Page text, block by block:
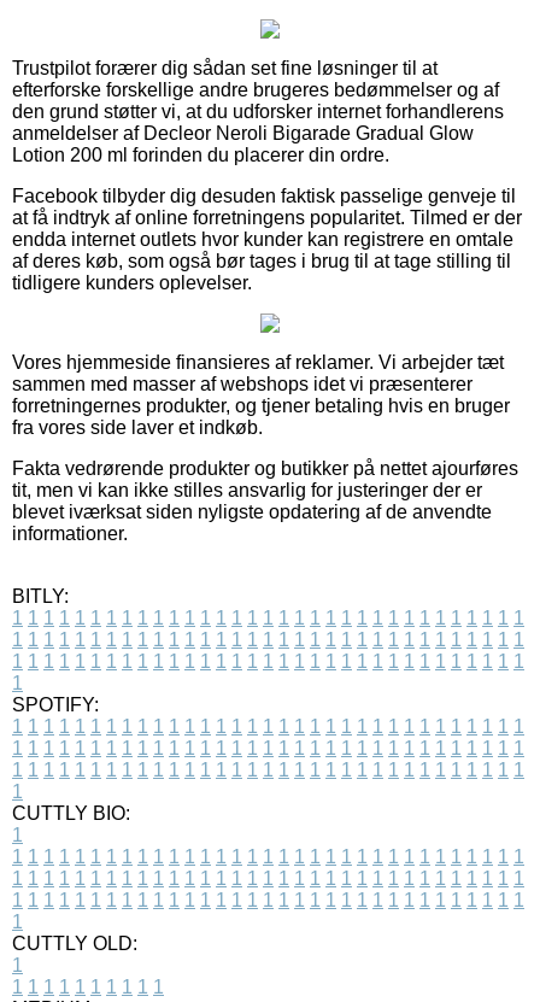
Trustpilot forærer dig sådan set fine løsninger til at
efterforske forskellige andre brugeres bedømmelser og af
den grund støtter vi, at du udforsker internet forhandlerens
anmeldelser af Decleor Neroli Bigarade Gradual Glow
Lotion 200 ml forinden du placerer din ordre.
Facebook tilbyder dig desuden faktisk passelige genveje til
at få indtryk af online forretningens popularitet. Tilmed er der
endda internet outlets hvor kunder kan registrere en omtale
af deres køb, som også bør tages i brug til at tage stilling til
tidligere kunders oplevelser.
Vores hjemmeside finansieres af reklamer. Vi arbejder tæt
sammen med masser af webshops idet vi præsenterer
forretningernes produkter, og tjener betaling hvis en bruger
fra vores side laver et indkøb.
Fakta vedrørende produkter og butikker på nettet ajourføres
tit, men vi kan ikke stilles ansvarlig for justeringer der er
blevet iværksat siden nyligste opdatering af de anvendte
informationer.
BITLY:
1 1 1 1 1 1 1 1 1 1 1 1 1 1 1 1 1 1 1 1 1 1 1 1 1 1 1 1 1 1 1 1 1
1 1 1 1 1 1 1 1 1 1 1 1 1 1 1 1 1 1 1 1 1 1 1 1 1 1 1 1 1 1 1 1 1
1 1 1 1 1 1 1 1 1 1 1 1 1 1 1 1 1 1 1 1 1 1 1 1 1 1 1 1 1 1 1 1 1
1
SPOTIFY:
1 1 1 1 1 1 1 1 1 1 1 1 1 1 1 1 1 1 1 1 1 1 1 1 1 1 1 1 1 1 1 1 1
1 1 1 1 1 1 1 1 1 1 1 1 1 1 1 1 1 1 1 1 1 1 1 1 1 1 1 1 1 1 1 1 1
1 1 1 1 1 1 1 1 1 1 1 1 1 1 1 1 1 1 1 1 1 1 1 1 1 1 1 1 1 1 1 1 1
1
CUTTLY BIO:
1
1 1 1 1 1 1 1 1 1 1 1 1 1 1 1 1 1 1 1 1 1 1 1 1 1 1 1 1 1 1 1 1 1
1 1 1 1 1 1 1 1 1 1 1 1 1 1 1 1 1 1 1 1 1 1 1 1 1 1 1 1 1 1 1 1 1
1 1 1 1 1 1 1 1 1 1 1 1 1 1 1 1 1 1 1 1 1 1 1 1 1 1 1 1 1 1 1 1 1
1
CUTTLY OLD:
1
1 1 1 1 1 1 1 1 1 1